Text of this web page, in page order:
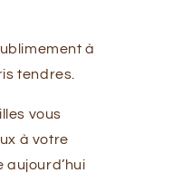
à
tendres.
vous
à votre
aujourd’hui